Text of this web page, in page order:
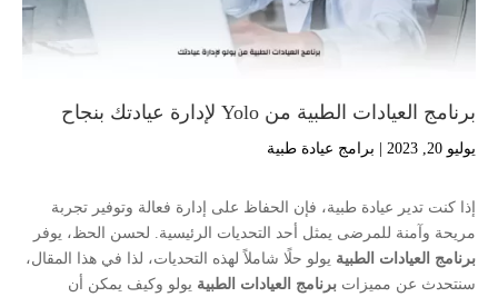
برنامج العيادات الطبية من Yolo لإدارة عيادتك بنجاح
يوليو 20, 2023 برامج عيادة طبية
إذا كنت تدير عيادة طبية، فإن الحفاظ على إدارة فعالة وتوفير تجربة
مريحة وآمنة للمرضى يمثل أحد التحديات الرئيسية. لحسن الحظ، يوفر
برنامج العيادات الطبية يولو حلًا شاملاً لهذه التحديات، لذا في هذا المقال،
سنتحدث عن مميزات برنامج العيادات الطبية يولو وكيف يمكن أن